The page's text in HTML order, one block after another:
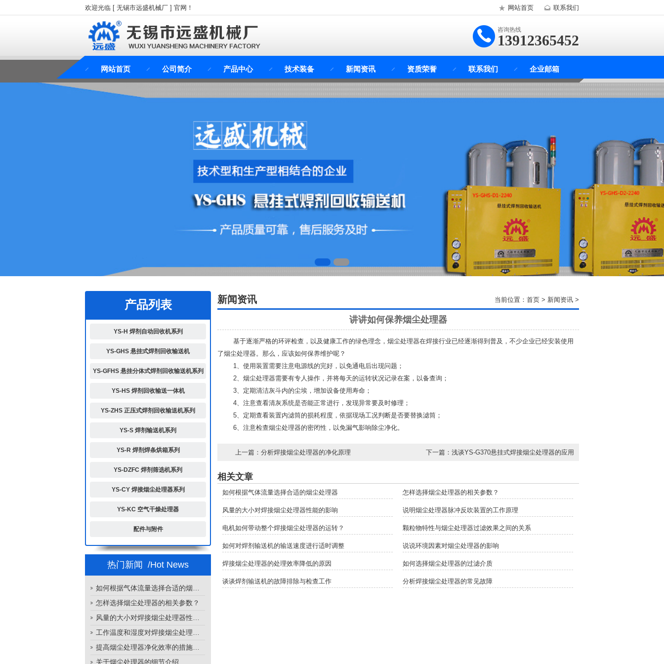
欢迎光临 [ 无锡市远盛机械厂 ] 官网！ 网站首页 联系我们
咨询热线
13912365452
网站首页 公司简介 产品中心 技术装备 新闻资讯 资质荣誉 联系我们 企业邮箱
产品列表
YS-H 焊剂自动回收机系列
YS-GHS 悬挂式焊剂回收输送机
YS-GFHS 悬挂分体式焊剂回收输送机系列
YS-HS 焊剂回收输送一体机
YS-ZHS 正压式焊剂回收输送机系列
YS-S 焊剂输送机系列
YS-R 焊剂焊条烘箱系列
YS-DZFC 焊剂筛选机系列
YS-CY 焊接烟尘处理器系列
YS-KC 空气干燥处理器
配件与附件
热门新闻 /Hot News
怎样选择烟尘处理器的相关参数？
关于烟尘处理器的细节介绍
新闻资讯 当前位置： 首页 > 新闻资讯 >
讲讲如何保养烟尘处理器
基于逐渐严格的环评检查，以及健康工作的绿色理念，烟尘处理器在焊接行业已经逐渐得到普及，不少企业已经安装使用
了烟尘处理器。那么，应该如何保养维护呢？
1、使用装置需要注意电源线的完好，以免通电后出现问题；
2、 烟尘处理器需要有专人操作，并将每天的运转状况记录在案，以备查询；
3、定期清洁灰斗内的尘埃，增加设备使用寿命；
4、注意查看清灰系统是否能正常进行，发现异常要及时修理；
5、定期查看装置内滤筒的损耗程度，依据现场工况判断是否要替换滤筒；
6、注意检查烟尘处理器的密闭性，以免漏气影响除尘净化。
上一篇： 分析焊接烟尘处理器的净化原理 下一篇： 浅谈YS-G370悬挂式焊接烟尘处理器的应用
相关文章
如何根据气体流量选择合适的烟尘处理器 怎样选择烟尘处理器的相关参数？
风量的大小对焊接烟尘处理器性能的影响 说明烟尘处理器脉冲反吹装置的工作原理
电机如何带动整个焊接烟尘处理器的运转？ 颗粒物特性与烟尘处理器过滤效果之间的关系
如何对焊剂输送机的输送速度进行适时调整 说说环境因素对烟尘处理器的影响
焊接烟尘处理器的处理效率降低的原因 如何选择烟尘处理器的过滤介质
谈谈焊剂输送机的故障排除与检查工作 分析焊接烟尘处理器的常见故障